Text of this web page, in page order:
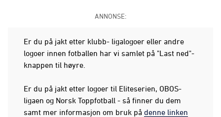
ANNONSE:
Er du på jakt etter klubb- ligalogoer eller andre
logoer innen fotballen har vi samlet på "Last ned"-
knappen til høyre.
Er du på jakt etter logoer til Eliteserien, OBOS-
ligaen og Norsk Toppfotball - så finner du dem
samt mer informasjon om bruk på denne linken